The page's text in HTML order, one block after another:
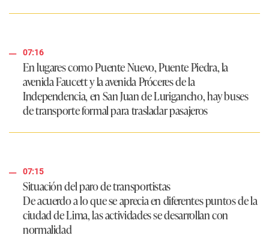
07:16
En lugares comoPuente Nuevo, Puente Piedra, la
avenida Faucett y la avenida Próceres de la
Independencia, en San Juan de Lurigancho, hay buses
de transporte formal para trasladar pasajeros
07:15
Situación del paro de transportistas
De acuerdo a lo que se aprecia en diferentes puntos de la
ciudad de Lima, las actividades se desarrollan con
normalidad